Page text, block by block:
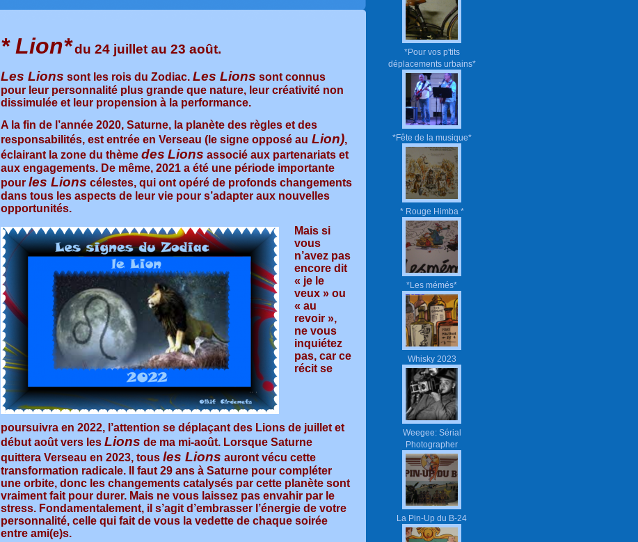
*Pour vos p'tits
déplacements urbains*
*Fête de la musique*
* Rouge Himba *
*Les mémés*
Whisky 2023
Weegee: Sérial
Photographer
La Pin-Up du B-24
* Lion*du 24 juillet au 23 août.
Les Lions sont les rois du Zodiac. Les Lions sont connus
pour leur personnalité plus grande que nature, leur créativité non
dissimulée et leur propension à la performance.
A la fin de l’année 2020, Saturne, la planète des règles et des
responsabilités, est entrée en Verseau (le signe opposé au Lion),
éclairant la zone du thème des Lions associé aux partenariats et
aux engagements. De même, 2021 a été une période importante
pour les Lions célestes, qui ont opéré de profonds changements
dans tous les aspects de leur vie pour s’adapter aux nouvelles
opportunités.
Mais si
vous
n’avez pas
encore dit
« je le
veux » ou
« au
revoir »,
ne vous
inquiétez
pas, car ce
récit se
poursuivra en 2022, l’attention se déplaçant des Lions de juillet et
début août vers les Lions de ma mi-août. Lorsque Saturne
quittera Verseau en 2023, tous les Lions auront vécu cette
transformation radicale. Il faut 29 ans à Saturne pour compléter
une orbite, donc les changements catalysés par cette planète sont
vraiment fait pour durer. Mais ne vous laissez pas envahir par le
stress. Fondamentalement, il s’agit d’embrasser l’énergie de votre
personnalité, celle qui fait de vous la vedette de chaque soirée
entre ami(e)s.